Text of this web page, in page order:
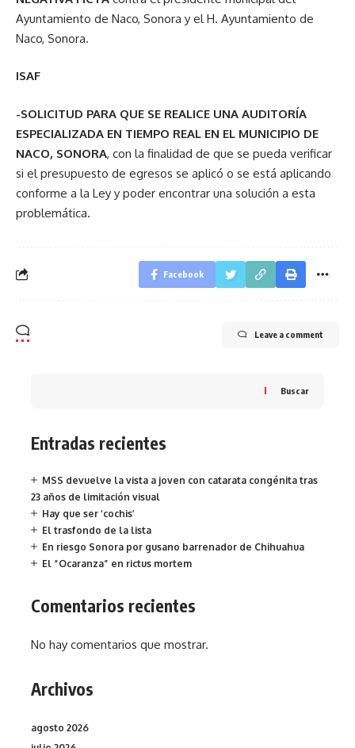
Ayuntamiento de Naco, Sonora y el H. Ayuntamiento de
Naco, Sonora.
ISAF
-SOLICITUD PARA QUE SE REALICE UNA AUDITORÍA
ESPECIALIZADA EN TIEMPO REAL EN EL MUNICIPIO DE
NACO, SONORA, con la finalidad de que se pueda verificar
si el presupuesto de egresos se aplicó o se está aplicando
conforme a la Ley y poder encontrar una solución a esta
problemática.
Facebook
Leave a comment
Buscar
Entradas recientes
MSS devuelve la vista a joven con catarata congénita tras
23 años de limitación visual
Hay que ser ‘cochis’
El trasfondo de la lista
En riesgo Sonora por gusano barrenador de Chihuahua
El “Ocaranza” en rictus mortem
Comentarios recientes
No hay comentarios que mostrar.
Archivos
agosto 2026